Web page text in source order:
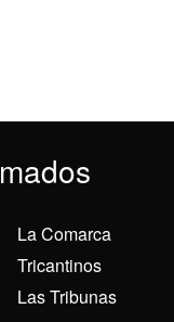
La Comarca
Tricantinos
Las Tribunas